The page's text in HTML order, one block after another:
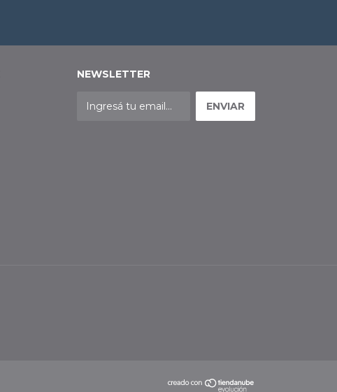
NEWSLETTER